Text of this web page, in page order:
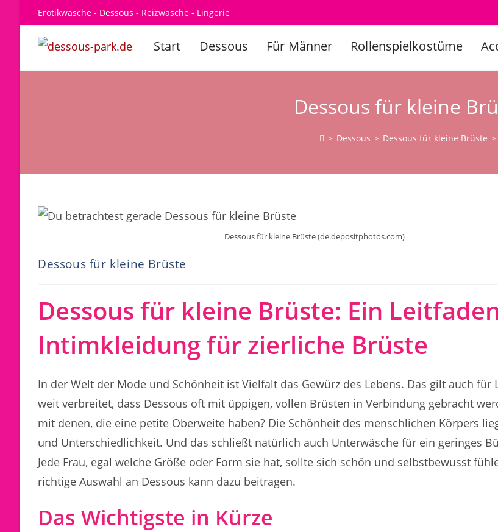
Inhalt
Erotikwäsche - Dessous - Reizwäsche - Lingerie
Start Dessous Für Männer Rollenspielkostüme
Dessous für kleine
> Dessous > Dessous für kleine Brüste >
Dessous für kleine Brüste (de.depositphotos.com)
Dessous für kleine Brüste
Dessous für kleine Brüste: Ein
Intimkleidung für zierliche Brüste
In der Welt der Mode und Schönheit ist Vielfalt das Gewürz des Lebens. Das gilt auch für
weit verbreitet, dass Dessous oft mit üppigen, vollen Brüsten in Verbindung gebracht
mit denen, die eine petite Oberweite haben? Die Schönheit des menschlichen Körpers
und Unterschiedlichkeit. Und das schließt natürlich auch Unterwäsche für ein geringes
Jede Frau, egal welche Größe oder Form sie hat, sollte sich schön und selbstbewusst
richtige Auswahl an Dessous kann dazu beitragen.
Das Wichtigste in Kürze